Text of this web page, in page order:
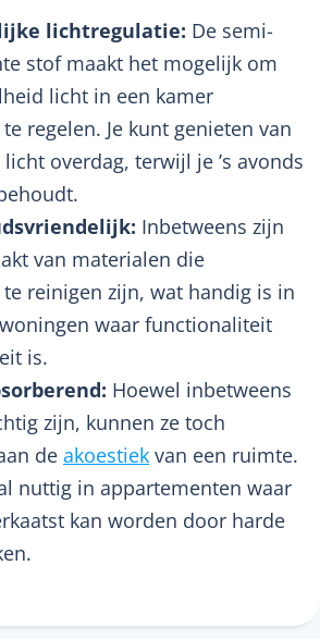
lichtregulatie: De semi-
stof maakt het mogelijk om
licht in een kamer
regelen. Je kunt genieten van
overdag, terwijl je ’s avonds
Inbetweens zijn
van materialen die
reinigen zijn, wat handig is in
waar functionaliteit
is.
Hoewel inbetweens
zijn, kunnen ze toch
de akoestiek van een ruimte.
nuttig in appartementen waar
kan worden door harde